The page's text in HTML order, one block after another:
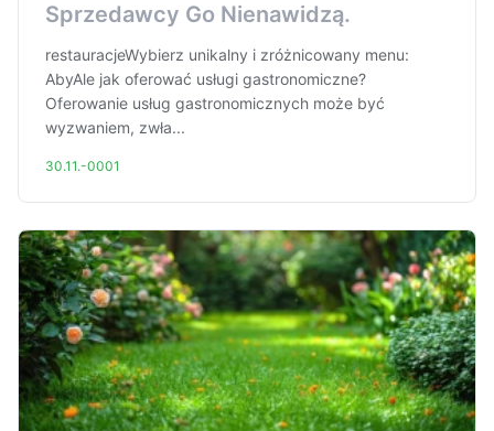
Sprzedawcy Go Nienawidzą.
restauracjeWybierz unikalny i zróżnicowany menu:
AbyAle jak oferować usługi gastronomiczne?
Oferowanie usług gastronomicznych może być
wyzwaniem, zwła...
30.11.-0001